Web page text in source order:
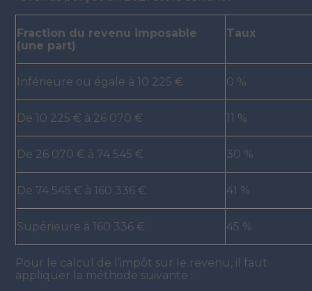
Fraction du revenu imposable
(une part)
Taux
Inférieure ou égale à 10 225 € 0 %
De 10 225 € à 26 070 € 11 %
De 26 070 € à 74 545 € 30 %
De 74 545 € à 160 336 € 41 %
Supérieure à 160 336 € 45 %
Pour le calcul de l’impôt sur le revenu, il faut
appliquer la méthode suivante :